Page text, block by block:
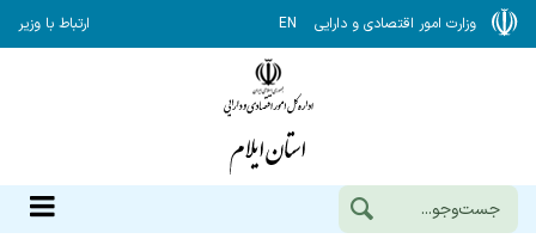
وزارت امور اقتصادی و دارایی EN ارتباط با وزیر